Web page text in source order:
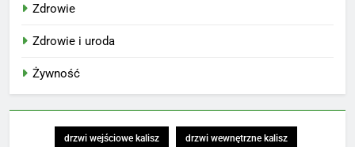
Zdrowie
Zdrowie i uroda
Żywność
drzwi wejściowe kalisz drzwi wewnętrzne kalisz